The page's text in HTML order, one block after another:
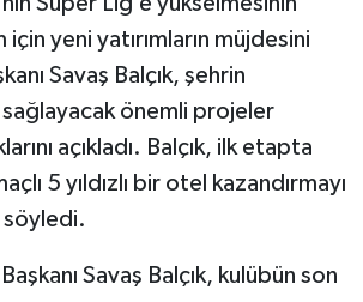
için yeni yatırımların müjdesini
Savaş Balçık, şehrin
sağlayacak önemli projeler
açıkladı. Balçık, ilk etapta
5 yıldızlı bir otel kazandırmayı
söyledi.
Savaş Balçık, kulübün son